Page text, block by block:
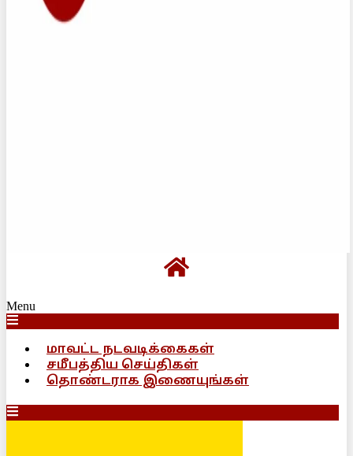
Menu
மாவட்ட நடவடிக்கைகள்
சமீபத்திய செய்திகள்
தொண்டராக இணையுங்கள்